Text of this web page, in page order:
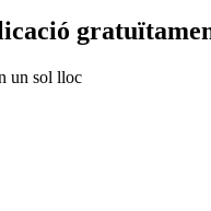
un sol lloc